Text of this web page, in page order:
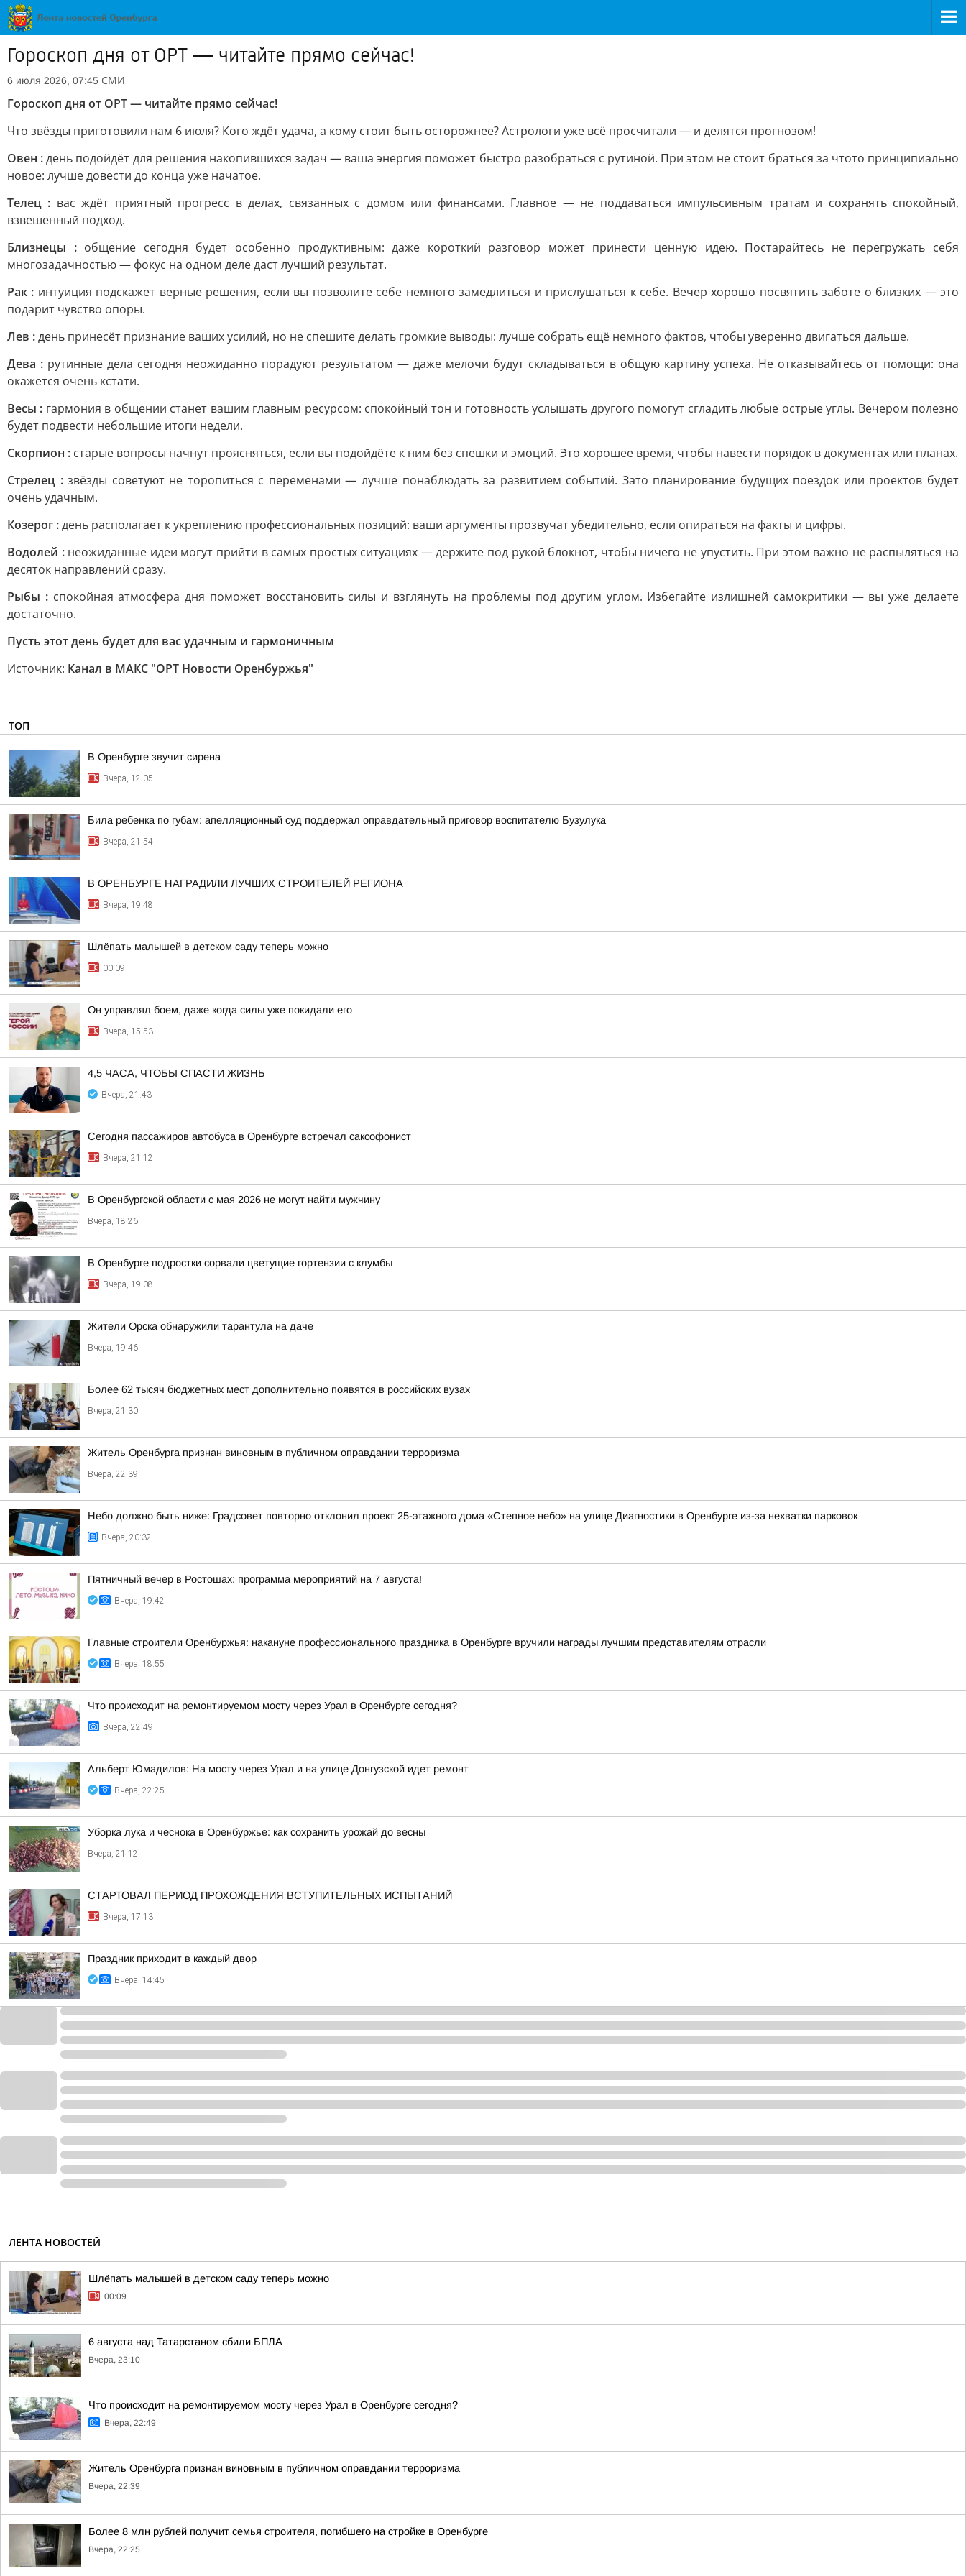
Гороскоп дня от ОРТ — читайте прямо сейчас!
6 июля 2026, 07:45 СМИ
Гороскоп дня от ОРТ — читайте прямо сейчас!
Что звёзды приготовили нам 6 июля? Кого ждёт удача, а кому стоит быть осторожнее? Астрологи уже всё просчитали — и делятся прогнозом!
Овен :день подойдёт для решения накопившихся задач — ваша энергия поможет быстро разобраться с рутиной. При этом не стоит браться за чтото принципиально
новое: лучше довести до конца уже начатое.
Телец : вас ждёт приятный прогресс в делах, связанных с домом или финансами. Главное — не поддаваться импульсивным тратам и сохранять спокойный,
взвешенный подход.
Близнецы :общение сегодня будет особенно продуктивным: даже короткий разговор может принести ценную идею. Постарайтесь не перегружать себя
многозадачностью — фокус на одном деле даст лучший результат.
Рак : интуиция подскажет верные решения, если вы позволите себе немного замедлиться и прислушаться к себе. Вечер хорошо посвятить заботе о близких — это
подарит чувство опоры.
Лев :день принесёт признание ваших усилий, но не спешите делать громкие выводы: лучше собрать ещё немного фактов, чтобы уверенно двигаться дальше.
Дева : рутинные дела сегодня неожиданно порадуют результатом — даже мелочи будут складываться в общую картину успеха. Не отказывайтесь от помощи: она
окажется очень кстати.
Весы : гармония в общении станет вашим главным ресурсом: спокойный тон и готовность услышать другого помогут сгладить любые острые углы. Вечером полезно
будет подвести небольшие итоги недели.
Скорпион : старые вопросы начнут проясняться, если вы подойдёте к ним без спешки и эмоций. Это хорошее время, чтобы навести порядок в документах или планах.
Стрелец :звёзды советуют не торопиться с переменами — лучше понаблюдать за развитием событий. Зато планирование будущих поездок или проектов будет
очень удачным.
Козерог :день располагает к укреплению профессиональных позиций: ваши аргументы прозвучат убедительно, если опираться на факты и цифры.
Водолей : неожиданные идеи могут прийти в самых простых ситуациях — держите под рукой блокнот, чтобы ничего не упустить. При этом важно не распыляться на
десяток направлений сразу.
Рыбы : спокойная атмосфера дня поможет восстановить силы и взглянуть на проблемы под другим углом. Избегайте излишней самокритики — вы уже делаете
достаточно.
Пусть этот день будет для вас удачным и гармоничным
Источник: Канал в МАКС "ОРТ Новости Оренбуржья"
ТОП
В Оренбурге звучит сирена
Вчера, 12:05
Била ребенка по губам: апелляционный суд поддержал оправдательный приговор воспитателю Бузулука
Вчера, 21:54
В ОРЕНБУРГЕ НАГРАДИЛИ ЛУЧШИХ СТРОИТЕЛЕЙ РЕГИОНА
Вчера, 19:48
Шлёпать малышей в детском саду теперь можно
00:09
Он управлял боем, даже когда силы уже покидали его
Вчера, 15:53
4,5 ЧАСА, ЧТОБЫ СПАСТИ ЖИЗНЬ
Вчера, 21:43
Сегодня пассажиров автобуса в Оренбурге встречал саксофонист
Вчера, 21:12
В Оренбургской области с мая 2026 не могут найти мужчину
Вчера, 18:26
В Оренбурге подростки сорвали цветущие гортензии с клумбы
Вчера, 19:08
Жители Орска обнаружили тарантула на даче
Вчера, 19:46
Более 62 тысяч бюджетных мест дополнительно появятся в российских вузах
Вчера, 21:30
Житель Оренбурга признан виновным в публичном оправдании терроризма
Вчера, 22:39
Небо должно быть ниже: Градсовет повторно отклонил проект 25-этажного дома «Степное небо» на улице Диагностики в Оренбурге из-за нехватки парковок
Вчера, 20:32
Пятничный вечер в Ростошах: программа мероприятий на 7 августа!
Вчера, 19:42
Главные строители Оренбуржья: накануне профессионального праздника в Оренбурге вручили награды лучшим представителям отрасли
Вчера, 18:55
Что происходит на ремонтируемом мосту через Урал в Оренбурге сегодня?
Вчера, 22:49
Альберт Юмадилов: На мосту через Урал и на улице Донгузской идет ремонт
Вчера, 22:25
Уборка лука и чеснока в Оренбуржье: как сохранить урожай до весны
Вчера, 21:12
СТАРТОВАЛ ПЕРИОД ПРОХОЖДЕНИЯ ВСТУПИТЕЛЬНЫХ ИСПЫТАНИЙ
Вчера, 17:13
Праздник приходит в каждый двор
Вчера, 14:45
ЛЕНТА НОВОСТЕЙ
Шлёпать малышей в детском саду теперь можно
00:09
6 августа над Татарстаном сбили БПЛА
Вчера, 23:10
Что происходит на ремонтируемом мосту через Урал в Оренбурге сегодня?
Вчера, 22:49
Житель Оренбурга признан виновным в публичном оправдании терроризма
Вчера, 22:39
Более 8 млн рублей получит семья строителя, погибшего на стройке в Оренбурге
Вчера, 22:25